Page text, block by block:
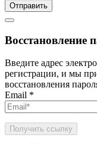
Отправить
Восстановление
Введите адрес
регистрации, и мы
восстановления
Email *
Получить ссылку